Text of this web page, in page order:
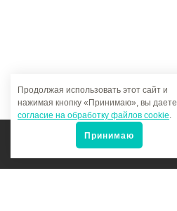
Продолжая использовать этот сайт и
нажимая кнопку «Принимаю», вы даете
согласие на обработку файлов cookie.
Принимаю